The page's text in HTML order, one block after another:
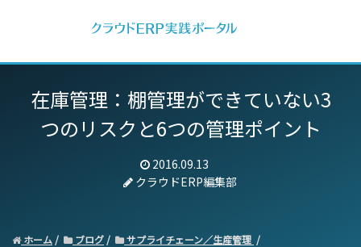
在庫管理：棚管理ができていない3
つのリスクと6つの管理ポイント
2016.09.13
クラウドERP編集部
ホーム ブログ
サプライチェーン／生産管理